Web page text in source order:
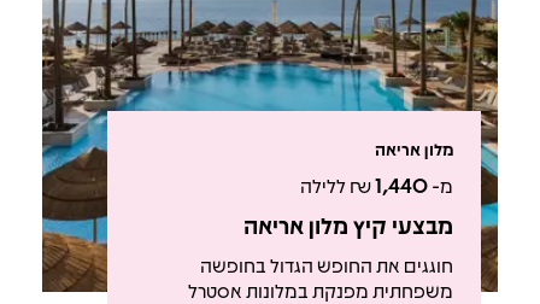
מלון אריאה
מ-1,440₪ ללילה
מבצעי קיץ מלון אריאה
חוגגים את החופש הגדול בחופשה
משפחתית מפנקת במלונות אסטרל